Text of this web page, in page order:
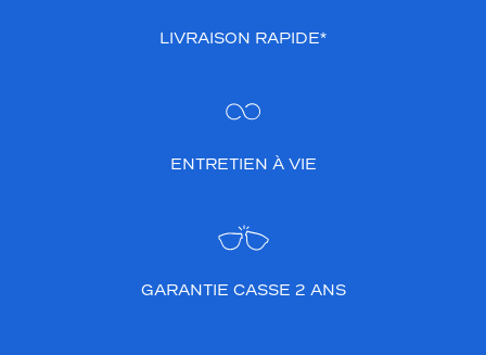
LIVRAISON RAPIDE*
ENTRETIEN À VIE
GARANTIE CASSE 2 ANS